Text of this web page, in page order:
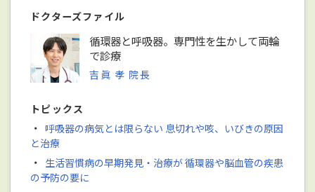
ドクターズファイル
循環器と呼吸器。専門性を生かして両輪
で診療
吉眞 孝 院長
トピックス
・ 呼吸器の病気とは限らない 息切れや咳、いびきの原因
と治療
・ 生活習慣病の早期発見・治療が 循環器や脳血管の疾患
の予防の要に